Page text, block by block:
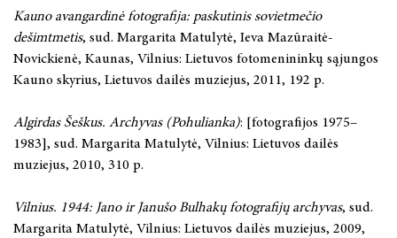
Kauno avangardinė fotografija: paskutinis sovietmečio
dešimtmetis, sud. Margarita Matulytė, Ieva Mazūraitė-
Novickienė, Kaunas, Vilnius: Lietuvos fotomenininkų sąjungos
Kauno skyrius, Lietuvos dailės muziejus, 2011, 192 p.
Algirdas Šeškus. Archyvas (Pohulianka): [fotografijos 1975–
1983], sud. Margarita Matulytė, Vilnius: Lietuvos dailės
muziejus, 2010, 310 p.
Vilnius. 1944: Jano ir Janušo Bulhakų fotografijų archyvas, sud.
Margarita Matulytė, Vilnius: Lietuvos dailės muziejus, 2009,